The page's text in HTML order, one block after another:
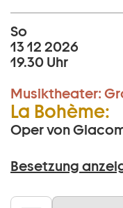
So
13 12 2026
19.30 Uhr
Musiktheater:
La Bohème:
Oper von
Besetzung